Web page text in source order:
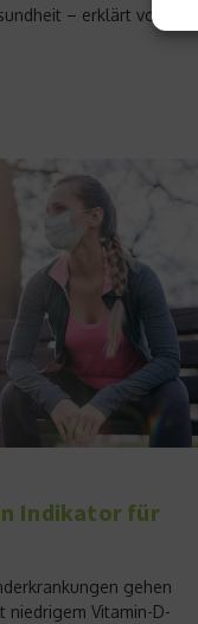
– erklärt von Prof.
Indikator für
gehen
niedrigem Vitamin-D-